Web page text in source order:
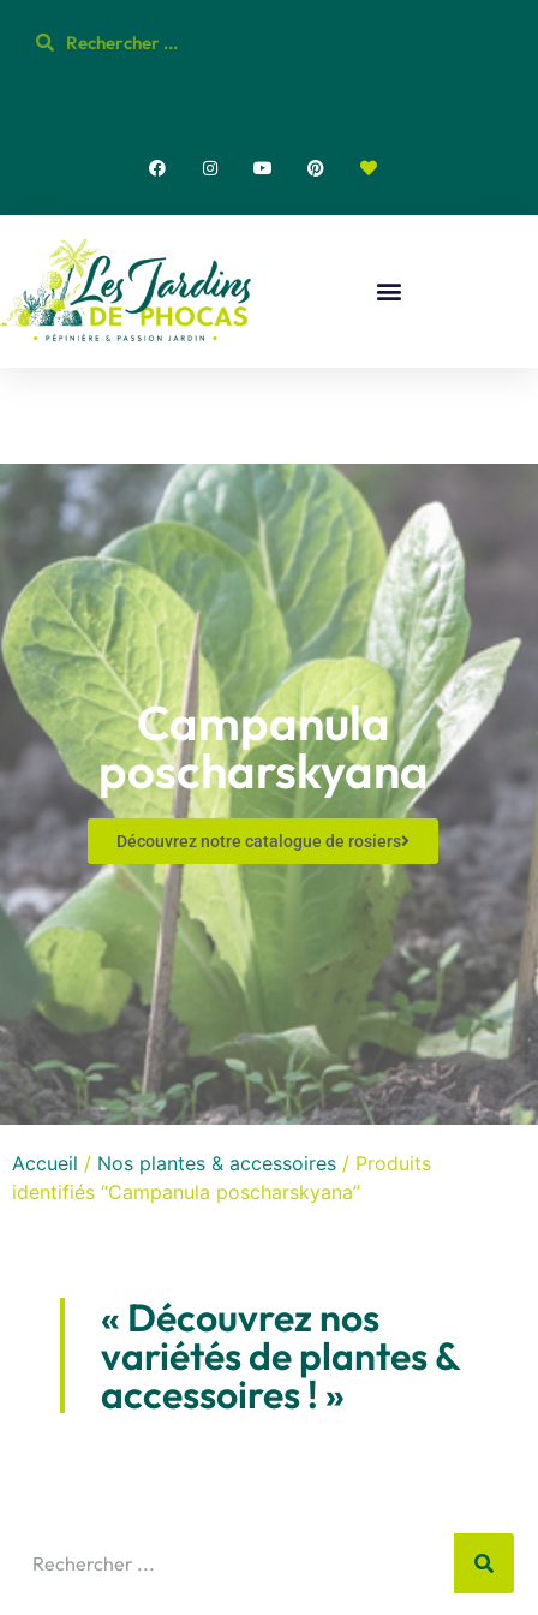
Campanula
poscharskyana
Découvrez notre catalogue de rosiers
Accueil / Nos plantes & accessoires / Produits
identifiés “Campanula poscharskyana”
« Découvrez nos
variétés de plantes &
accessoires ! »